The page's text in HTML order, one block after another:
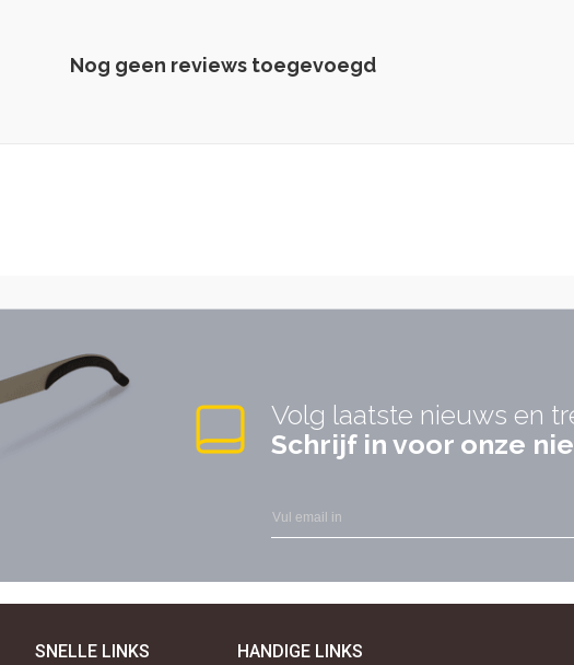
Nog geen reviews toegevoegd
Volg laatste nieuws en
Schrijf in voor onze
SNELLE LINKS HANDIGE LINKS